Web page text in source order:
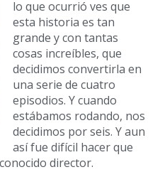
lo que ocurrió ves que
esta historia es tan
grande y con tantas
cosas increíbles, que
decidimos convertirla en
una serie de cuatro
episodios. Y cuando
estábamos rodando, nos
decidimos por seis. Y aun
así fue difícil hacer que
director.